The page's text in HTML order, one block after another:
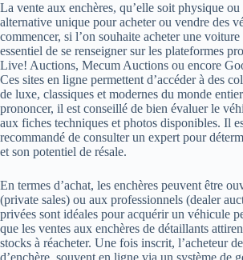
La vente aux enchères, qu’elle soit physique
alternative unique pour acheter ou vendre des
commencer, si l’on souhaite acheter une
essentiel de se renseigner sur les plateformes
Live! Auctions, Mecum Auctions ou encore
Ces sites en ligne permettent d’accéder à des
de luxe, classiques et modernes du monde
prononcer, il est conseillé de bien évaluer le
aux fiches techniques et photos disponibles. Il
recommandé de consulter un expert pour
et son potentiel de résale.
En termes d’achat, les enchères peuvent être
(private sales) ou aux professionnels (dealer
privées sont idéales pour acquérir un véhicule
que les ventes aux enchères de détaillants
stocks à réacheter. Une fois inscrit, l’acheteur
d’enchère, souvent en ligne via un système de